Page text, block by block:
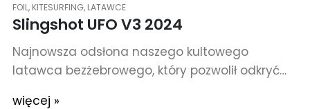
FOIL, KITESURFING, LATAWCE
Slingshot UFO V3 2024
Najnowsza odsłona naszego kultowego
latawca bezżebrowego, który pozwolił odkryć
więcej »